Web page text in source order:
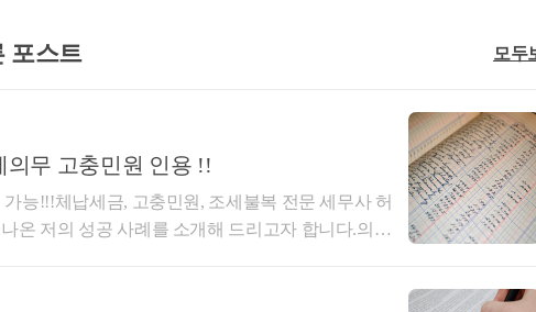
린 안내문은
세과 또는 법인세과에서 납세자에게 보내는 양식으
에 일선 세무서 재직시 수도 없이 송부했던 양식입니
포스트 모두
의무 고충민원 인용 !!
능!!!체납세금, 고충민원, 조세불복 전문 세무사 허
온 저의 성공 사례를 소개해 드리고자 합니다.의뢰